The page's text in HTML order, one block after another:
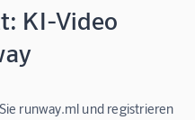
KI-Video
runway.ml und registrieren